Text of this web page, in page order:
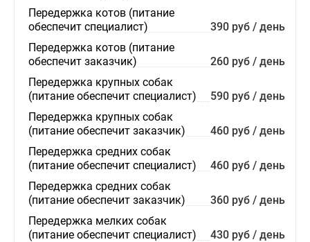
Передержка котов (питание
обеспечит специалист)
390 руб / день
Передержка котов (питание
обеспечит заказчик)
260 руб / день
Передержка крупных собак
(питание обеспечит специалист)
590 руб / день
Передержка крупных собак
(питание обеспечит заказчик)
460 руб / день
Передержка средних собак
(питание обеспечит специалист)
460 руб / день
Передержка средних собак
(питание обеспечит заказчик)
360 руб / день
Передержка мелких собак
(питание обеспечит специалист)
430 руб / день